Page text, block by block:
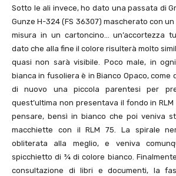
Sotto le ali invece, ho dato una passata di
Gunze H-324 (FS 36307) mascherato con
misura in un cartoncino… un’accortezza
dato che alla fine il colore risulterà molto
quasi non sarà visibile. Poco male, in
bianca in fusoliera è in Bianco Opaco, come
di nuovo una piccola parentesi per
quest’ultima non presentava il fondo in
pensare, bensì in bianco che poi veniva
macchiette con il RLM 75. La spirale
obliterata alla meglio, e veniva
spicchietto di ¾ di colore bianco.
consultazione di libri e documenti, la